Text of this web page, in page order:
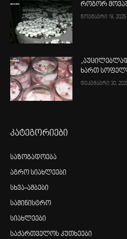
როგორ
ნოემბერი 18, 2025
„აუცილებლად
ხართ
დეკემბერი 30,
კატეგორიები
საზოგადოება
აგრო სიახლეები
სხვა-ამბები
სამინისტრო
სიახლეები
საქართველოს კუთხეები